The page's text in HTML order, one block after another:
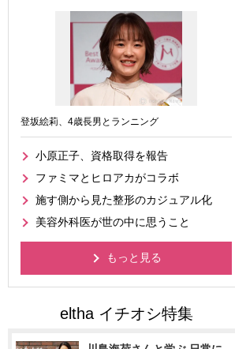
登坂絵莉、4歳長男とランニング
小原正子、資格取得を報告
ファミマとヒロアカがコラボ
施す側から見た整形のカジュアル化
美容外科医が世の中に思うこと
もっと見る